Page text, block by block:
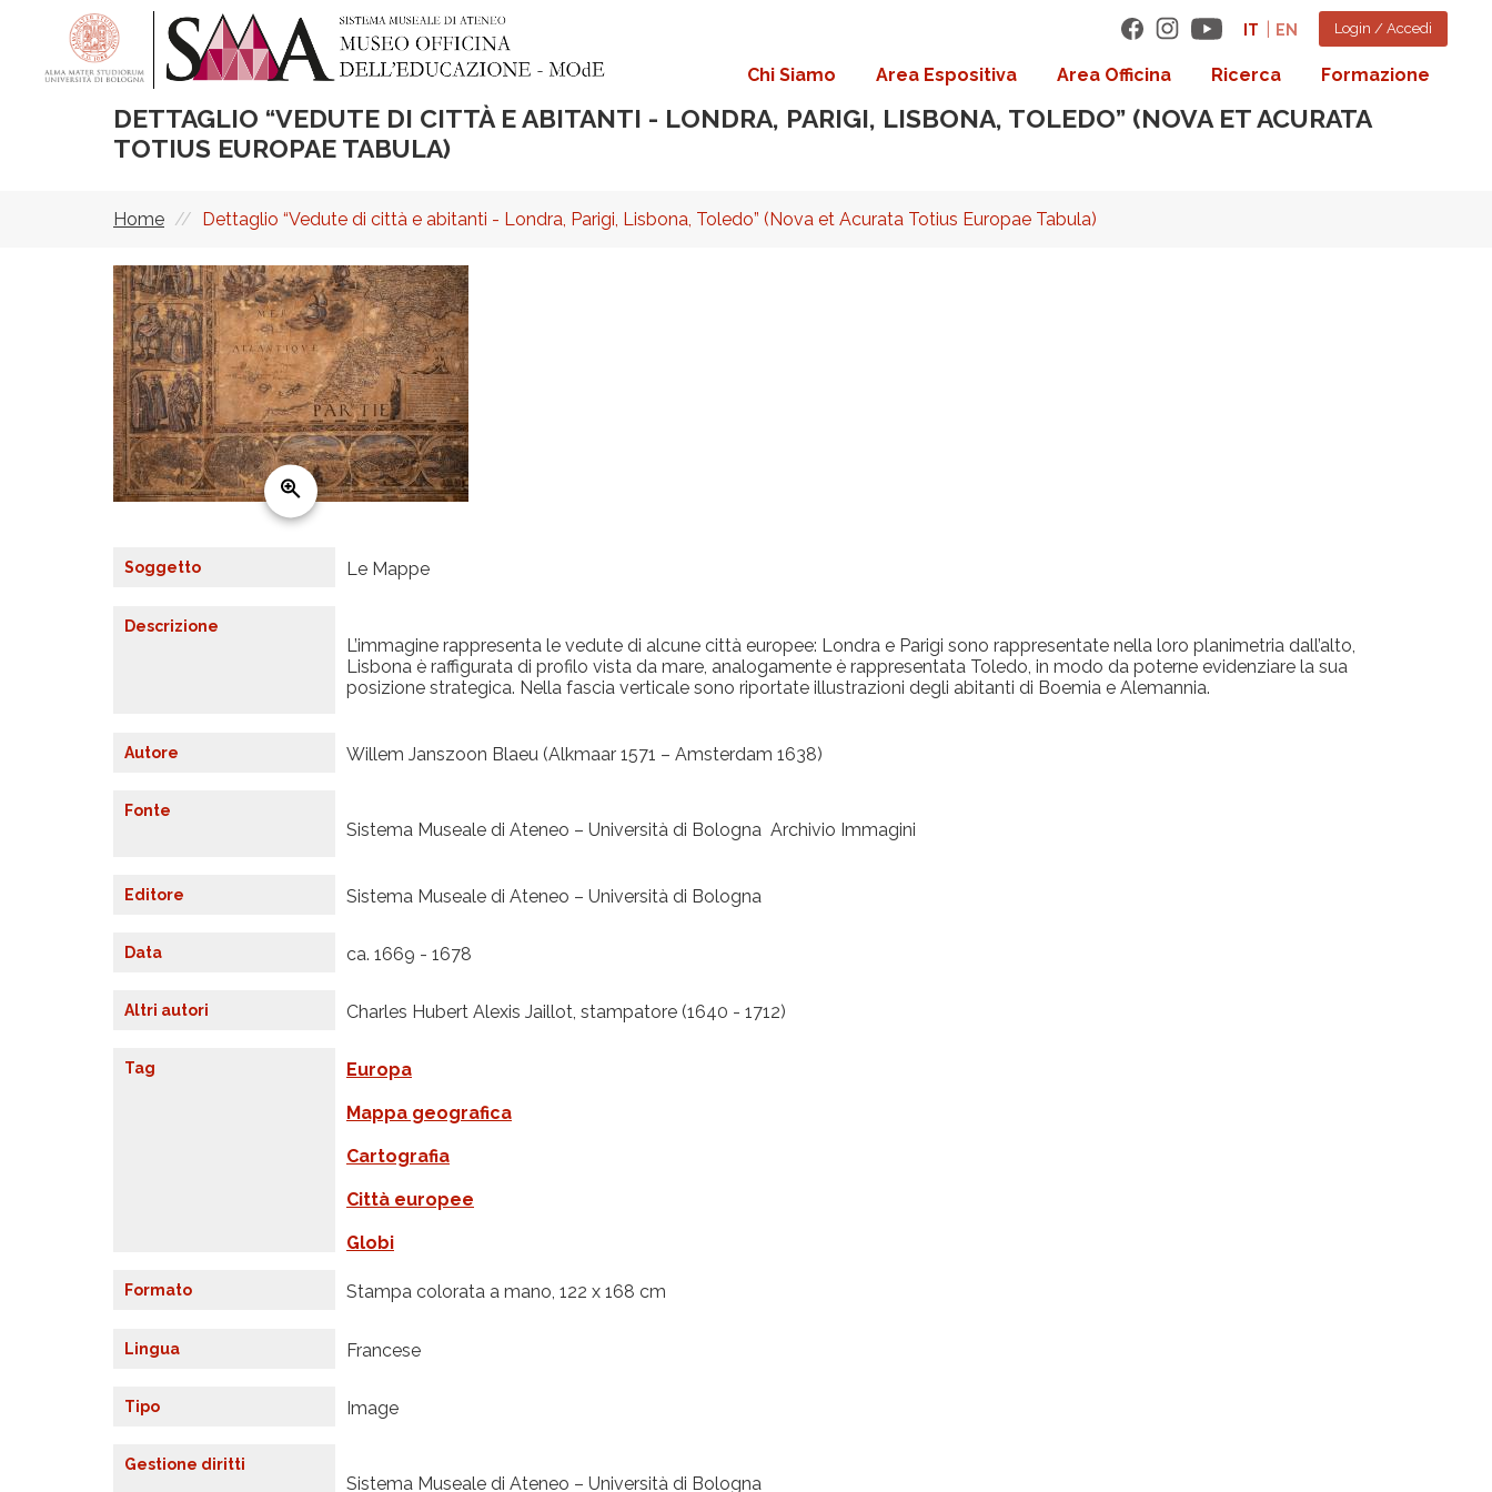
contenuto
principale
IT EN Login / Accedi
Navigazione
principale
Chi Siamo Area Espositiva Area Officina Ricerca Formazione
DETTAGLIO “VEDUTE DI CITTÀ E ABITANTI - LONDRA, PARIGI, LISBONA, TOLEDO” (NOVA ET ACURATA
TOTIUS EUROPAE TABULA)
Briciole
di
pane
Home Dettaglio “Vedute di città e abitanti - Londra, Parigi, Lisbona, Toledo” (Nova et Acurata Totius Europae Tabula)
Soggetto Le Mappe
Descrizione
L’immagine rappresenta le vedute di alcune città europee: Londra e Parigi sono rappresentate nella loro planimetria dall’alto,
Lisbona è raffigurata di profilo vista da mare, analogamente è rappresentata Toledo, in modo da poterne evidenziare la sua
posizione strategica. Nella fascia verticale sono riportate illustrazioni degli abitanti di Boemia e Alemannia.
Autore Willem Janszoon Blaeu (Alkmaar 1571 – Amsterdam 1638)
Fonte
Sistema Museale di Ateneo – Università di Bologna Archivio Immagini
Editore Sistema Museale di Ateneo – Università di Bologna
Data ca. 1669 - 1678
Altri autori Charles Hubert Alexis Jaillot, stampatore (1640 - 1712)
Tag Europa
Mappa geografica
Cartografia
Città europee
Globi
Formato Stampa colorata a mano, 122 x 168 cm
Lingua Francese
Tipo Image
Gestione diritti
Sistema Museale di Ateneo – Università di Bologna